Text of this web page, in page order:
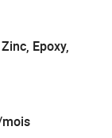
Epoxy,